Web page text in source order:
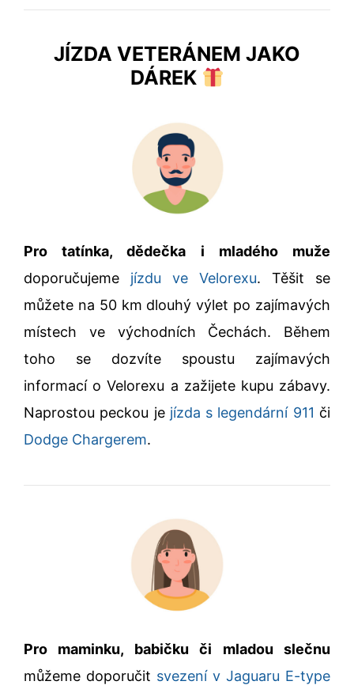
JÍZDA VETERÁNEM JAKO
DÁREK
Pro tatínka, dědečka i mladého muže
doporučujeme jízdu ve Velorexu. Těšit se
můžete na 50 km dlouhý výlet po zajímavých
místech ve východních Čechách. Během
toho se dozvíte spoustu zajímavých
informací o Velorexu a zažijete kupu zábavy.
Naprostou peckou je jízda s legendární 911 či
Dodge Chargerem.
Pro maminku, babičku či mladou slečnu
můžeme doporučit svezení v Jaguaru E-type